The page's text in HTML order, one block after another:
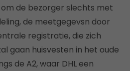
de bezorger slechts met
de meetgegevsn door
registratie, die zich
gaan huisvesten in het oude
de A2, waar DHL een